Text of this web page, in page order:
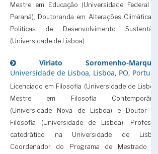
Mestre em Educação (Universidade Federal do
Paraná), Doutoranda em Alterações Climáticas e
Políticas de Desenvolvimento Sustentável
(Universidade de Lisboa).
Viriato Soromenho-Marques,
Universidade de Lisboa, Lisboa, PO, Portugal
Licenciado em Filosofia (Universidade de Lisboa),
Mestre em Filosofia Contemporânea
(Universidade Nova de Lisboa) e Doutor em
Filosofia (Universidade de Lisboa). Professor
catedrático na Universidade de Lisboa,
Coordenador do Programa de Mestrado em